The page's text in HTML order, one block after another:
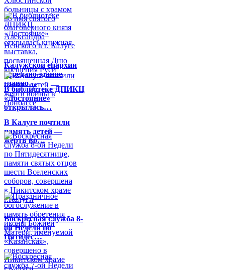
Калужской епархии
передано здание
главно…
В библиотеке ДПИКЦ
«Достояние»
открылась…
В Калуге почтили
память детей —
жертв во…
Воскресная служба 8-
ой Недели по
Пятидес…